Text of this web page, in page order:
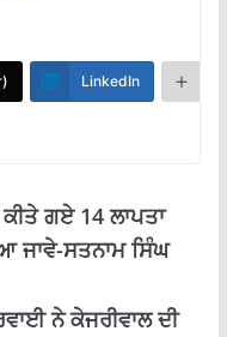
ar
e LinkedIn
ਗਏ 14 ਲਾਪਤਾ
ਜਾਵੇ-ਸਤਨਾਮ ਸਿੰਘ
ਨੇ ਕੇਜਰੀਵਾਲ ਦੀ